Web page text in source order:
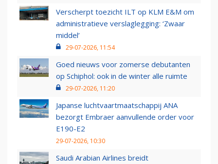
Verscherpt toezicht ILT op KLM E&M om
administratieve verslaglegging: ‘Zwaar
middel’
29-07-2026, 11:54
Goed nieuws voor zomerse debutanten
op Schiphol: ook in de winter alle ruimte
29-07-2026, 11:20
Japanse luchtvaartmaatschappij ANA
bezorgt Embraer aanvullende order voor
E190-E2
29-07-2026, 10:30
Saudi Arabian Airlines breidt